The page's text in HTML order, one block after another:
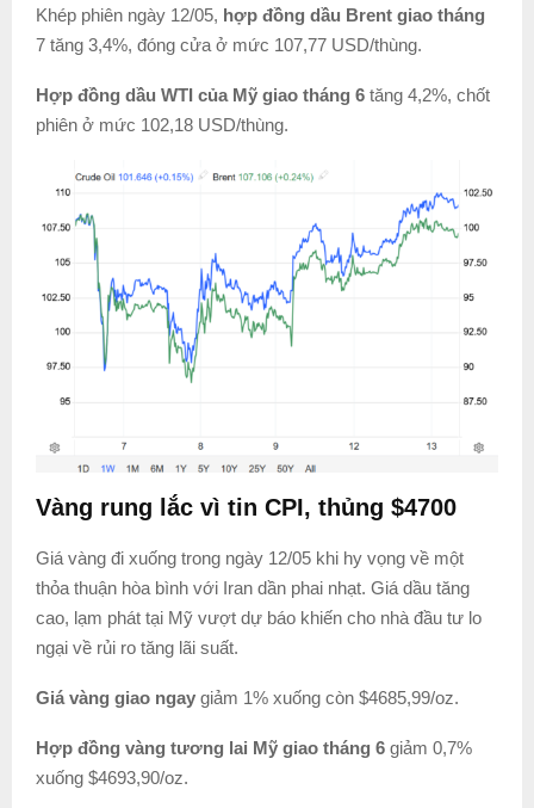
Khép phiên ngày 12/05, hợp đồng dầu Brent giao tháng
7 tăng 3,4%, đóng cửa ở mức 107,77 USD/thùng.
Hợp đồng dầu WTI của Mỹ giao tháng 6 tăng 4,2%, chốt
phiên ở mức 102,18 USD/thùng.
Vàng rung lắc vì tin CPI, thủng $4700
Giá vàng đi xuống trong ngày 12/05 khi hy vọng về một
thỏa thuận hòa bình với Iran dần phai nhạt. Giá dầu tăng
cao, lạm phát tại Mỹ vượt dự báo khiến cho nhà đầu tư lo
ngại về rủi ro tăng lãi suất.
Giá vàng giao ngay giảm 1% xuống còn $4685,99/oz.
Hợp đồng vàng tương lai Mỹ giao tháng 6 giảm 0,7%
xuống $4693,90/oz.